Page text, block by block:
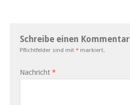
Schreibe einen Kommentar
Pflichtfelder sind mit * markiert.
Nachricht *